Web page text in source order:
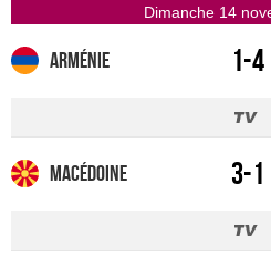
dimanche 14
Arménie 1-4
Macédoine 3-1